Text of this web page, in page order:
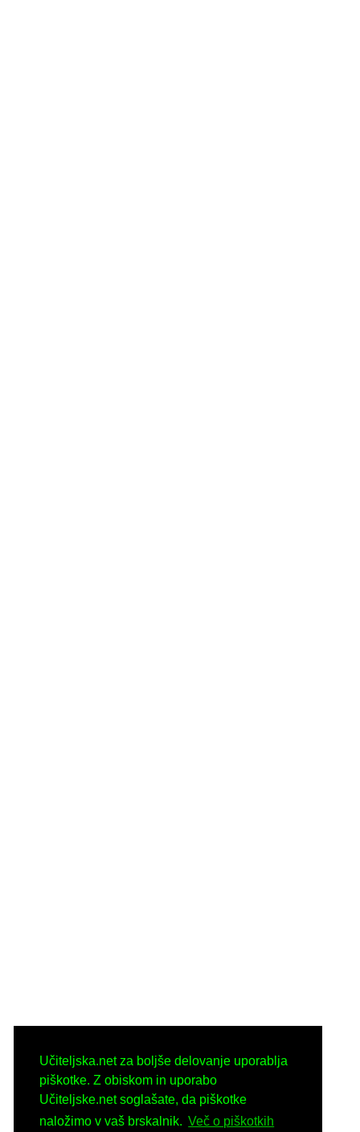
Učiteljska.net za boljše delovanje uporablja
piškotke. Z obiskom in uporabo
Učiteljske.net soglašate, da piškotke
naložimo v vaš brskalnik. Več o piškotkih